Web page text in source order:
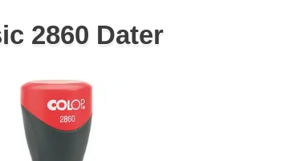
2860 Dater